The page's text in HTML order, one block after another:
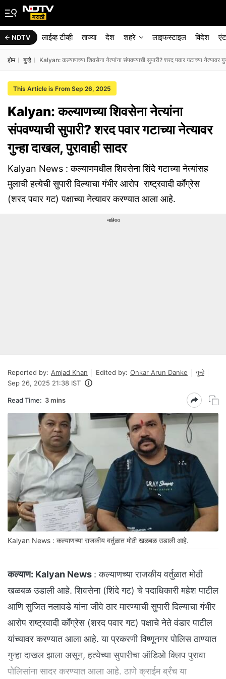
NDTV लाईव्ह टीव्ही ताज्या देश शहरे लाइफस्टाइल विदेश
होम गुन्हे Kalyan: कल्याणच्या शिवसेना नेत्यांना संपवण्याची सुपारी? शरद पवार गटाच्या नेत्यावर
This Article is From Sep 26, 2025
Kalyan: कल्याणच्या शिवसेना नेत्यांना
संपवण्याची सुपारी? शरद पवार गटाच्या नेत्यावर
गुन्हा दाखल, पुरावाही सादर
Kalyan News : कल्याणमधील शिवसेना शिंदे गटाच्या नेत्यांसह
मुलाची हत्येची सुपारी दिल्याचा गंभीर आरोप राष्ट्रवादी काँग्रेस
(शरद पवार गट) पक्षाच्या नेत्यावर करण्यात आला आहे.
जाहिरात
Reported by: Amjad Khan Edited by: Onkar Arun Danke
गुन्हे
Sep 26, 2025 21:38 IST
Read Time: 3 mins
Kalyan News : कल्याणच्या राजकीय वर्तुळात मोठी खळबळ उडाली आहे.
कल्याण: Kalyan News : कल्याणच्या राजकीय वर्तुळात मोठी
खळबळ उडाली आहे. शिवसेना (शिंदे गट) चे पदाधिकारी महेश पाटील
आणि सुजित नलावडे यांना जीवे ठार मारण्याची सुपारी दिल्याचा गंभीर
आरोप राष्ट्रवादी काँग्रेस (शरद पवार गट) पक्षाचे नेते वंडार पाटील
यांच्यावर करण्यात आला आहे. या प्रकरणी विष्णूनगर पोलिस ठाण्यात
गुन्हा दाखल झाला असून, हत्येच्या सुपारीचा ऑडिओ क्लिप पुरावा
पोलिसांना सादर करण्यात आला आहे. ठाणे क्राईम ब्रँच या